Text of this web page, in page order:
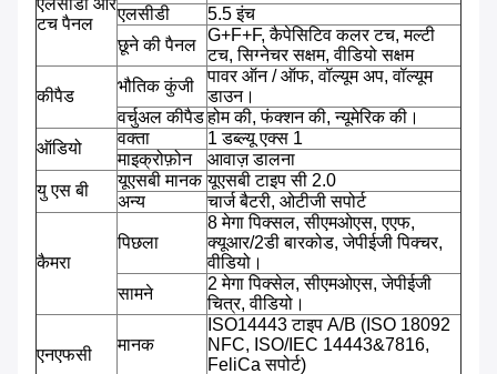
एलसीडी और
टच पैनल
एलसीडी
5.5 इंच
छूने की पैनल
G+F+F, कैपेसिटिव कलर टच, मल्टी
टच, सिग्नेचर सक्षम, वीडियो सक्षम
कीपैड
भौतिक कुंजी
पावर ऑन / ऑफ, वॉल्यूम अप, वॉल्यूम
डाउन।
वर्चुअल कीपैडहोम की, फंक्शन की, न्यूमेरिक की।
ऑडियो
वक्ता
1 डब्ल्यू एक्स 1
माइक्रोफ़ोन
आवाज़ डालना
यु एस बी
यूएसबी मानक यूएसबी टाइप सी 2.0
अन्य
चार्ज बैटरी, ओटीजी सपोर्ट
कैमरा
पिछला
8 मेगा पिक्सल, सीएमओएस, एएफ,
क्यूआर/2डी बारकोड, जेपीईजी पिक्चर,
वीडियो।
सामने
2 मेगा पिक्सेल, सीएमओएस, जेपीईजी
चित्र, वीडियो।
एनएफसी
मानक
ISO14443 टाइप A/B (ISO 18092
NFC, ISO/IEC 14443&7816,
FeliCa सपोर्ट)